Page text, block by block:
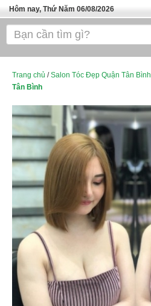
Hôm nay, Thứ Năm 06/08/2026
Trang chủ
SPA TPHCM
TUYỂN DỤNG
Thể Dục Thẩm Mỹ
TOP SÀI GÒN
Mỹ Phẩm
Dịch Vụ Y Tế
Trang chủ /Salon Tóc Đẹp Quận Tân Bình
Tân Bình